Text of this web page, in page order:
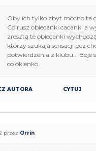
Oby ich tylko zbyt mocno ta
Co rusz obiecanki cacanki a
zresztą te obiecanki
którzy szukają sensacji bez
potwierdzenia z klubu... Boje
co okienko
AUTORA CYTUJ
przez Orrin